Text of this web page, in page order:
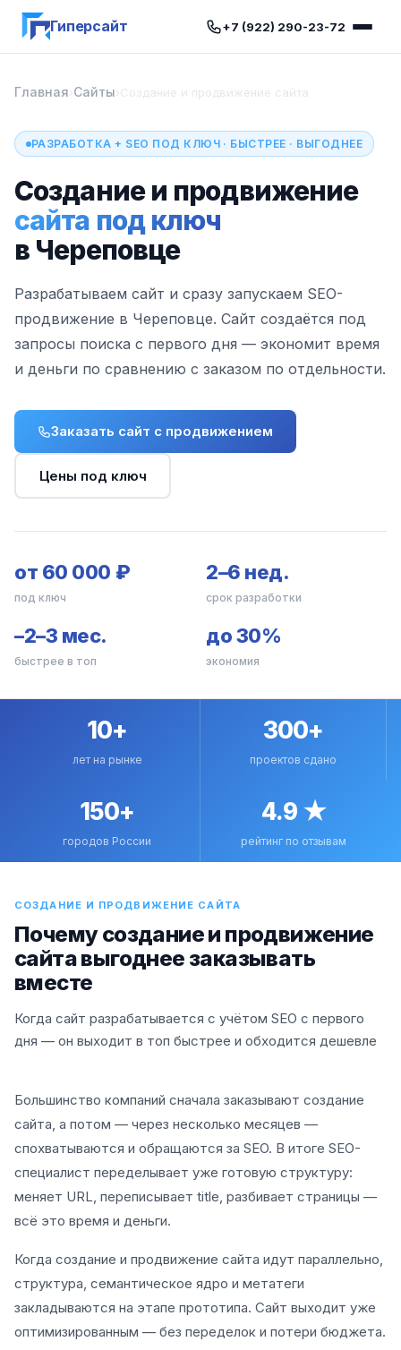
Гиперсайт +7 (922) 290-23-72
Главная›Сайты›Создание и продвижение сайта
РАЗРАБОТКА + SEO ПОД КЛЮЧ · БЫСТРЕЕ · ВЫГОДНЕЕ
Создание и продвижение
сайта под ключ
в Череповце
Разрабатываем сайт и сразу запускаем SEO-
продвижение в Череповце. Сайт создаётся под
запросы поиска с первого дня — экономит время
и деньги по сравнению с заказом по отдельности.
Заказать сайт с продвижением
Цены под ключ
от 60 000 ₽
под ключ
2–6 нед.
срок разработки
–2–3 мес.
быстрее в топ
до 30%
экономия
10+
лет на рынке
300+
проектов сдано
150+
городов России
4.9 ★
рейтинг по отзывам
СОЗДАНИЕ И ПРОДВИЖЕНИЕ САЙТА
Почему создание и продвижение
сайта выгоднее заказывать
вместе
Когда сайт разрабатывается с учётом SEO с первого
дня — он выходит в топ быстрее и обходится дешевле
Большинство компаний сначала заказывают создание
сайта, а потом — через несколько месяцев —
спохватываются и обращаются за SEO. В итоге SEO-
специалист переделывает уже готовую структуру:
меняет URL, переписывает title, разбивает страницы —
всё это время и деньги.
Когда создание и продвижение сайта идут параллельно,
структура, семантическое ядро и метатеги
закладываются на этапе прототипа. Сайт выходит уже
оптимизированным — без переделок и потери бюджета.